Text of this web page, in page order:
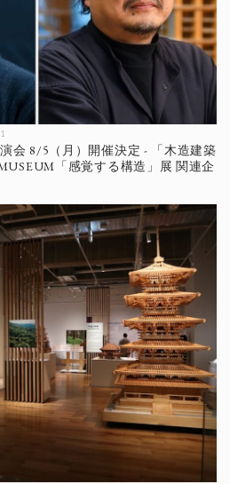
会 8/5（月）開催決定 - 「木造建築
「感覚する構造」展 関連企